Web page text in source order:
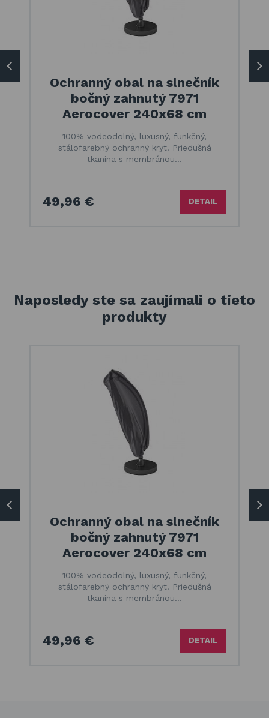
Ochranný obal na slnečník
bočný zahnutý 7971
Aerocover 240x68 cm
100% vodeodolný, luxusný, funkčný,
stálofarebný ochranný kryt. Priedušná
tkanina s membránou…
49,96 € DETAIL
Naposledy ste sa zaujímali o tieto
produkty
Ochranný obal na slnečník
bočný zahnutý 7971
Aerocover 240x68 cm
100% vodeodolný, luxusný, funkčný,
stálofarebný ochranný kryt. Priedušná
tkanina s membránou…
49,96 € DETAIL